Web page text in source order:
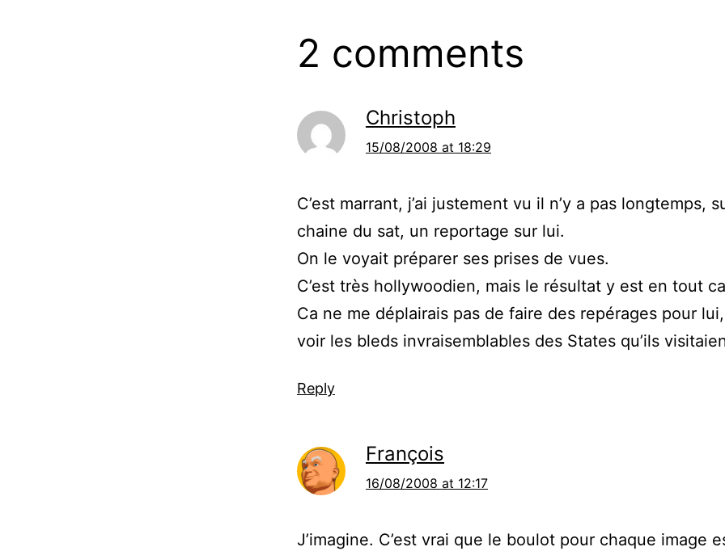
2 comments
Christoph
15/08/2008 at 18:29
C’est marrant, j’ai justement vu il n’y a pas longtemps,
chaine du sat, un reportage sur lui.
On le voyait préparer ses prises de vues.
C’est très hollywoodien, mais le résultat y est en tout
Ca ne me déplairais pas de faire des repérages pour
voir les bleds invraisemblables des States qu’ils
Reply
François
16/08/2008 at 12:17
J’imagine. C’est vrai que le boulot pour chaque image